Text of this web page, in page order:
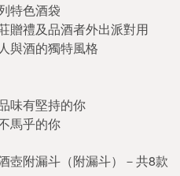
特色酒袋
贈禮及品酒者外出派對用
與酒的獨特風格
味有堅持的你
馬乎的你
壺附漏斗（附漏斗）－共8款